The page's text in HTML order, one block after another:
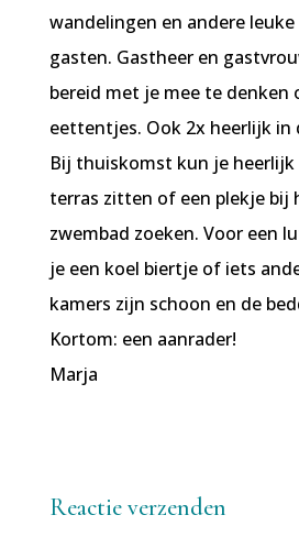
wandelingen en andere
gasten. Gastheer en
bereid met je mee te denken
eettentjes. Ook 2x heerlijk in
Bij thuiskomst kun je heerlijk
terras zitten of een plekje bij
zwembad zoeken. Voor een
je een koel biertje of iets
kamers zijn schoon en de
Kortom: een aanrader!
Marja
Reactie verzenden